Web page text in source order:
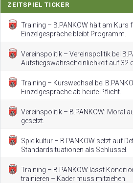
ZEITSPIEL TICKER
Training – B.PANKOW hält am Kurs
Einzelgespräche bleibt Programm.
Vereinspolitik – Vereinspolitik bei
Aufstiegswahrscheinlichkeit auf 32
Training – Kurswechsel bei
Einzelgespräche ab heute Pflicht.
Vereinspolitik – B.PANKOW: Moral
gesetzt.
Spielkultur – B.PANKOW setzt auf
Standardsituationen als Schlüssel.
Training – B.PANKOW lässt
trainieren – Kader muss mitziehen.